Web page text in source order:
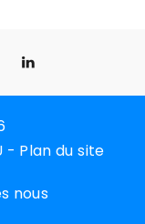
- Plan du site
nous